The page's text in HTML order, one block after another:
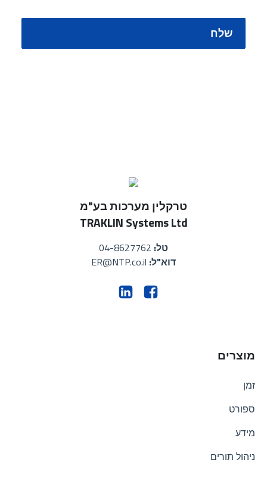
שלח
טרקלין מערכות בע"מ
TRAKLIN Systems Ltd
טל: 04-8627762
דוא"ל: ER@NTP.co.il
מוצרים
זמן
ספורט
מידע
ניהול תורים